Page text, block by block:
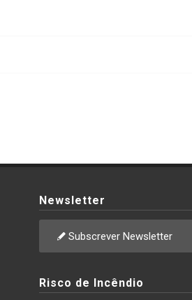
Newsletter
Subscrever Newsletter
Risco de Incêndio